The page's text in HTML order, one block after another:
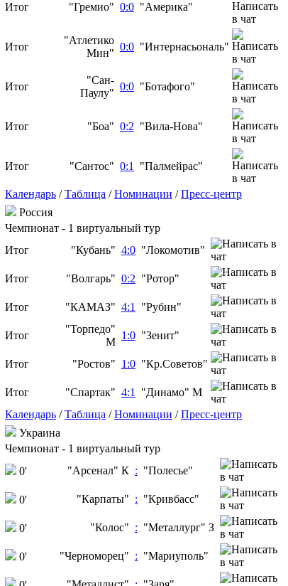
Итог "Гремио" 0:0 "Америка"
Итог
"Атлетико
Мин"
0:0 "Интернасьональ"
Итог
"Сан-
Паулу"
0:0 "Ботафого"
Итог "Боа" 0:2 "Вила-Нова"
Итог "Сантос" 0:1 "Палмейрас"
Календарь /Таблица /Номинации /Пресс-центр
Россия
Чемпионат - 1 виртуальный тур
Итог
"Кубань" 4:0 "Локомотив"
Итог "Волгарь" 0:2 "Ротор"
Итог "КАМАЗ" 4:1 "Рубин"
Итог
"Торпедо"
М
1:0 "Зенит"
Итог "Ростов" 1:0 "Кр.Советов"
Итог "Спартак" 4:1
"Динамо" М
Календарь /Таблица /Номинации /Пресс-центр
Украина
Чемпионат - 1 виртуальный тур
0'
"Арсенал" К : "Полесье"
0' "Карпаты" : "Кривбасс"
0' "Колос" : "Металлург" З
0' "Черноморец" : "Мариуполь"